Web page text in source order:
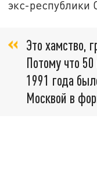
экс-республики
Это хамство,
Потому что
1991 года
Москвой в